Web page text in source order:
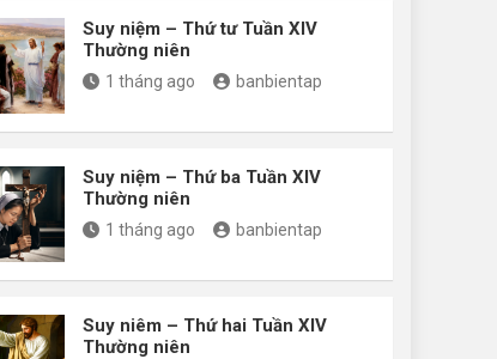
Suy niệm – Thứ tư Tuần XIV
Thường niên
1 tháng ago banbientap
Suy niệm – Thứ ba Tuần XIV
Thường niên
1 tháng ago banbientap
Suy niêm – Thứ hai Tuần XIV
Thường niên